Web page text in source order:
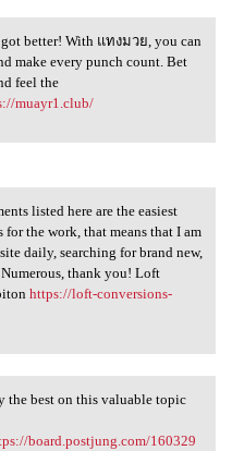
got better!
better! With แทงมวย, you can
make every punch count. Bet
feel the
muayr1.club/
listed
listed here are the easiest
for the work, that means that I am
daily, searching for brand new,
thank you! Loft
https://loft-conversions-
the best
the best on this valuable topic
board.postjung.com/160329